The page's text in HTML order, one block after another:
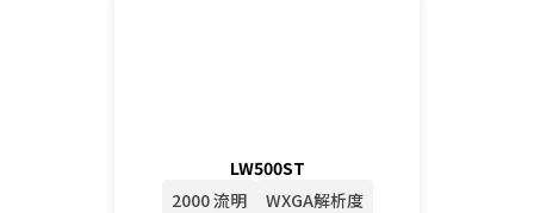
LW500ST
2000 流明
WXGA解析度